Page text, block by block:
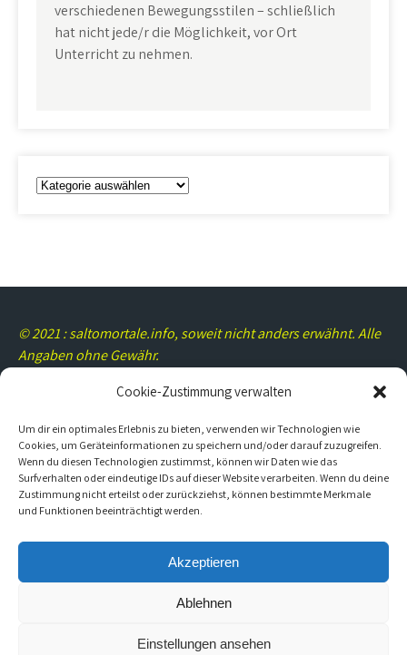
Cookie-Zustimmung verwalten
Um dir ein optimales Erlebnis zu bieten, verwenden wir Technologien wie
Cookies, um Geräteinformationen zu speichern und/oder darauf zuzugreifen.
Wenn du diesen Technologien zustimmst, können wir Daten wie das
Surfverhalten oder eindeutige IDs auf dieser Website verarbeiten. Wenn du deine
Zustimmung nicht erteilst oder zurückziehst, können bestimmte Merkmale
und Funktionen beeinträchtigt werden.
Akzeptieren
Ablehnen
Einstellungen ansehen
verschiedenen Bewegungsstilen – schließlich
hat nicht jede/r die Möglichkeit, vor Ort
Unterricht zu nehmen.
Kategorien
© 2021 : saltomortale.info, soweit nicht anders erwähnt. Alle
Angaben ohne Gewähr.
Rechtliches/Kontakt
Impressum
Cookie-Richtlinie (EU)
Thank you for visiting. You